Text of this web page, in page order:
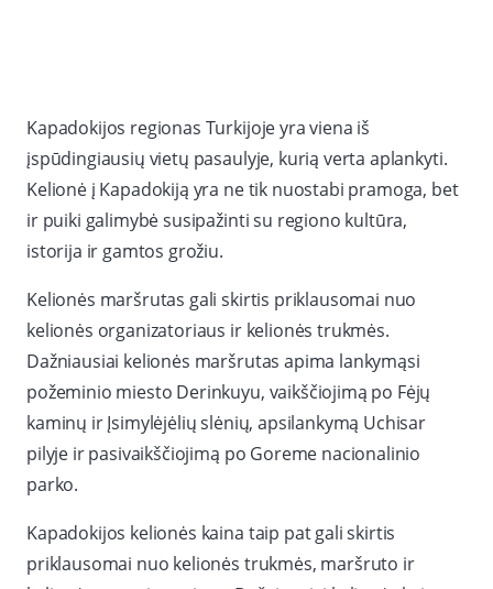
Kapadokijos regionas Turkijoje yra viena iš
įspūdingiausių vietų pasaulyje, kurią verta aplankyti.
Kelionė į Kapadokiją yra ne tik nuostabi pramoga, bet
ir puiki galimybė susipažinti su regiono kultūra,
istorija ir gamtos grožiu.
Kelionės maršrutas gali skirtis priklausomai nuo
kelionės organizatoriaus ir kelionės trukmės.
Dažniausiai kelionės maršrutas apima lankymąsi
požeminio miesto Derinkuyu, vaikščiojimą po Fėjų
kaminų ir Įsimylėjėlių slėnių, apsilankymą Uchisar
pilyje ir pasivaikščiojimą po Goreme nacionalinio
parko.
Kapadokijos kelionės kaina taip pat gali skirtis
priklausomai nuo kelionės trukmės, maršruto ir